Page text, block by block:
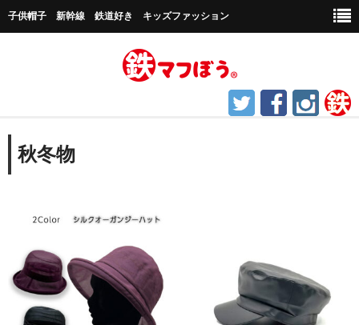
子供帽子 新幹線 鉄道好き キッズファッション
新幹線シリーズ
貨物シリーズ
秋冬物